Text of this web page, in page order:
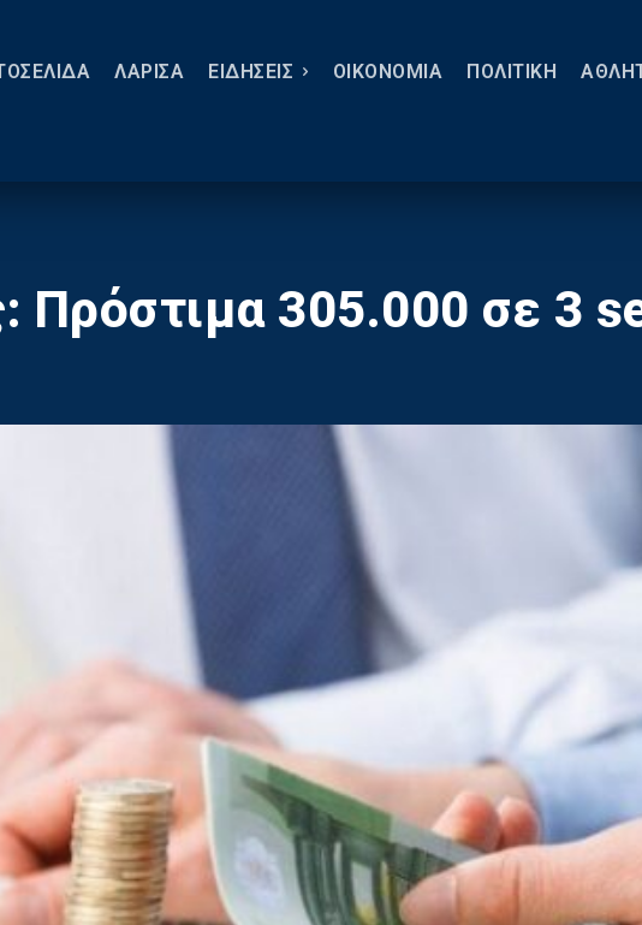
ΛΑΡΙΣΑ ΕΙΔΗΣΕΙΣ ΟΙΚΟΝΟΜΙΑ ΠΟΛΙΤΙΚΗ
Πρόστιμα 305.000 σε 3